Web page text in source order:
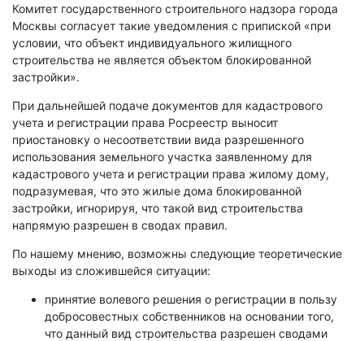
Комитет государственного строительного надзора города
Москвы согласует такие уведомления с припиской «при
условии, что объект индивидуального жилищного
строительства не является объектом блокированной
застройки».
При дальнейшей подаче документов для кадастрового
учета и регистрации права Росреестр выносит
приостановку о несоответствии вида разрешенного
использования земельного участка заявленному для
кадастрового учета и регистрации права жилому дому,
подразумевая, что это жилые дома блокированной
застройки, игнорируя, что такой вид строительства
напрямую разрешен в сводах правил.
По нашему мнению, возможны следующие теоретические
выходы из сложившейся ситуации:
принятие волевого решения о регистрации в пользу
добросовестных собственников на основании того,
что данный вид строительства разрешен сводами